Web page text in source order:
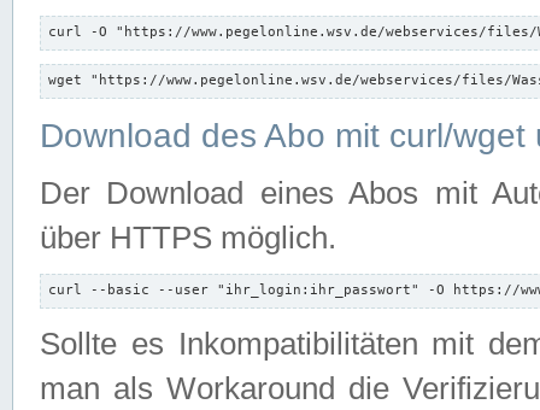
curl -O "https://www.pegelonline.wsv.de/webservices/files/
wget "https://www.pegelonline.wsv.de/webservices/files/
Download des Abo mit curl/
Der Download eines Abos mit
über HTTPS möglich.
curl --basic --user "ihr_login:ihr_passwort" -O https://
Sollte es Inkompatibilitäten mit
man als Workaround die